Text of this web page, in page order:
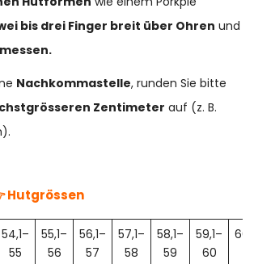
bis drei Finger breit über Ohren und
messen.
Nachkommastelle, runden Sie bitte
Zentimeter auf (z. B.
Hutgrössen
54,1–
55
55,1–
56
56,1–
57
57,1–
58
58,1–
59
59,1–
60